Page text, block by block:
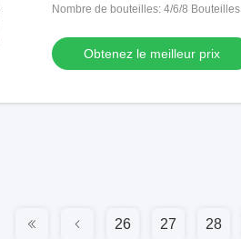
Nombre de bouteilles: 4/6/8 Bouteilles
Obtenez le meilleur prix
26 27 28